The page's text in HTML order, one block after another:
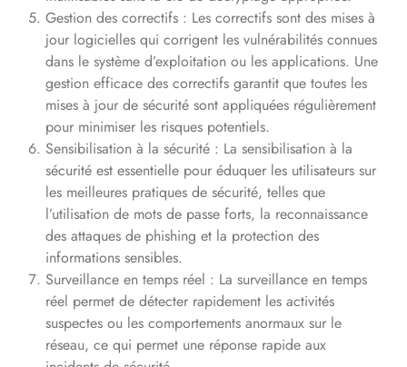
Gestion des correctifs : Les correctifs sont des mises à
jour logicielles qui corrigent les vulnérabilités connues
dans le système d’exploitation ou les applications. Une
gestion efficace des correctifs garantit que toutes les
mises à jour de sécurité sont appliquées régulièrement
pour minimiser les risques potentiels.
Sensibilisation à la sécurité : La sensibilisation à la
sécurité est essentielle pour éduquer les utilisateurs sur
les meilleures pratiques de sécurité, telles que
l’utilisation de mots de passe forts, la reconnaissance
des attaques de phishing et la protection des
informations sensibles.
Surveillance en temps réel : La surveillance en temps
réel permet de détecter rapidement les activités
suspectes ou les comportements anormaux sur le
réseau, ce qui permet une réponse rapide aux